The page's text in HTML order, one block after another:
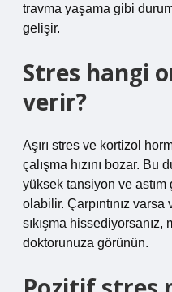
travma yaşama gibi
gelişir.
Stres hangi
verir?
Aşırı stres ve kortizol
çalışma hızını bozar. Bu
yüksek tansiyon ve astım
olabilir. Çarpıntınız
sıkışma
doktorunuza görünün.